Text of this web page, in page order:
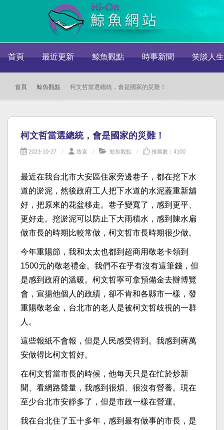
首頁 最近更新 鯨魚觀點 時事新聞 笑談人生
首頁 鯨魚觀點 柯文哲當選總統，會是國家的災難！
柯文哲當選總統，會是國家的災難！
2023-10-27 魯直 鯨魚觀點 推薦數：4100
最近在我台北市大安區住家旁邊巷子，都在挖下水
道的淤泥，然後政府工人把下水道的水泥蓋重新舖
好，把原來的花盆移走。巷子變寬了，感到更平、
更好走。挖淤泥可以防止下大雨積水，感到陳水扁
做市長的時期比較常做，柯文哲市長時期很少做。
今年重陽節，我和太太也都到超商用敬老卡領到
1500元的敬老禮金。我們不在乎有沒有這筆錢，但
是感到政府的溫暖。柯文哲寧可拿預備金去辦博覽
會，宣揚他個人的政績，卻不肯和各縣市一樣，發
重陽敬老金，台北市的老人是被柯文哲歧視的一群
人。
這些報紙不會報，但是人民感受得到。我感到蔣萬
安做得比柯文哲好。
在柯文哲當市長的時候，他每天只是在忙於炒新
聞、看網路聲量，我感到很煩、很沒有營養。現在
至少台北市安靜多了，但是市政一樣在營運。
我在台北住了五十多年，感到最有做事的市長，是